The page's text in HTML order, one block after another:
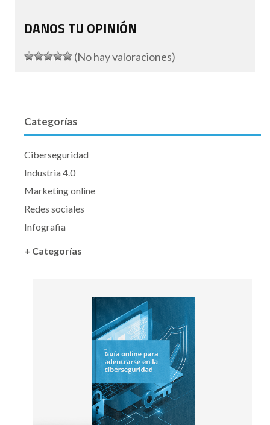
DANOS TU OPINIÓN
(No hay valoraciones)
Categorías
Ciberseguridad
Industria 4.0
Marketing online
Redes sociales
Infografia
+ Categorías